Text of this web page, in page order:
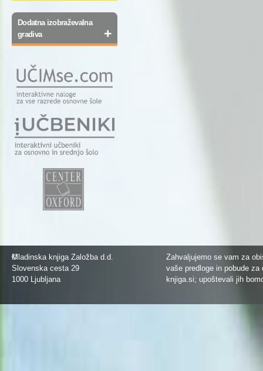
Dodatna izobraževalna
gradiva
+
©
Mladinska knjiga Založba d.d.
Slovenska cesta 29
1000 Ljubljana
Zahvaljujemo se vam za
vaše predloge in pobude
knjiga.si; upoštevali jih